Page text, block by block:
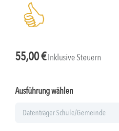
55,00€Inklusive Steuern
Ausführung wählen